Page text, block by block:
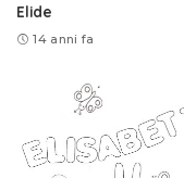
Elide
14 anni fa